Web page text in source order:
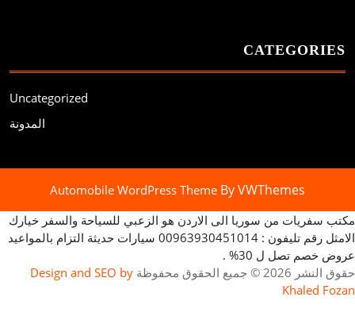
CATEGORIES
Uncategorized
المدونة
Automobile WordPress Theme By VWThemes
Scroll
Up
مكتب سفريات من سوريا الى الاردن هو الزعبي للسياحة والسفر خيارك
الامثل رقم تليفون : 00963930451014 سيارات حديثة التزام بالمواعيد
عروض خصم تصل ل 30% .
حقوق النشر 2026 © جميع الحقوق محفوظة
Design and SEO by
Khaled Fozan